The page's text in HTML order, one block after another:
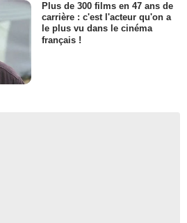
Plus de 300 films en 47 ans de
carrière : c'est l'acteur qu'on a
le plus vu dans le cinéma
français !